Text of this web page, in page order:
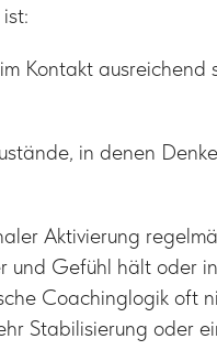
Kontakt
in denen
Aktivierung
und Gefühl hält oder
Coachinglogik oft
Stabilisierung oder